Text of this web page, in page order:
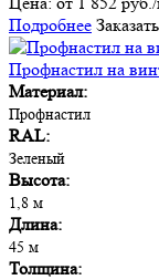
Подробнее Заказать
Профнастил на
Материал:
Профнастил
RAL:
Зеленый
Высота:
1,8 м
Длина:
45 м
Толщина: